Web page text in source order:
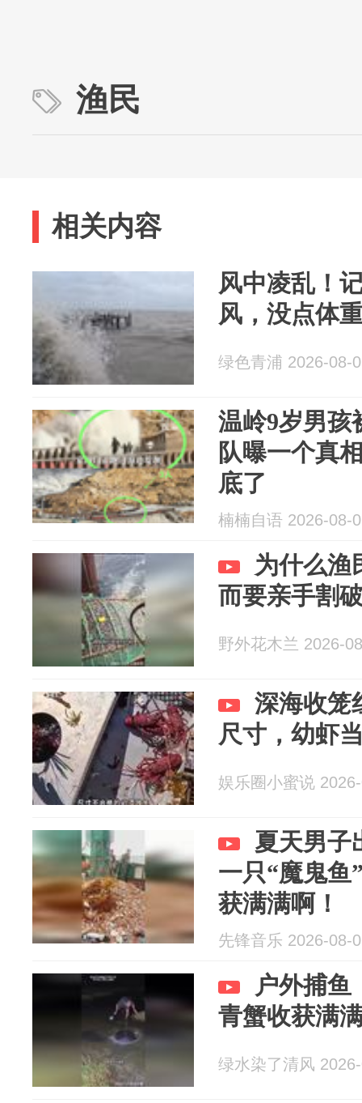
渔民
相关内容
风中凌乱！
风，没点体
绿色青浦 2026-08-
温岭9岁男孩
队曝一个真
底了
楠楠自语 2026-08-
为什么渔
而要亲手割
野外花木兰 2026-
深海收笼
尺寸，幼虾
娱乐圈小蜜说
夏天男子
一只“魔鬼鱼
获满满啊！
先锋音乐 2026-08-
户外捕鱼
青蟹收获满
绿水染了清风